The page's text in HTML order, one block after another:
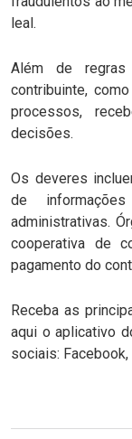
leal.
Além de
contribuinte,
processos,
decisões.
Os deveres
de
administrativas.
cooperativa de
pagamento do
Receba as
aqui o aplicativo
sociais: